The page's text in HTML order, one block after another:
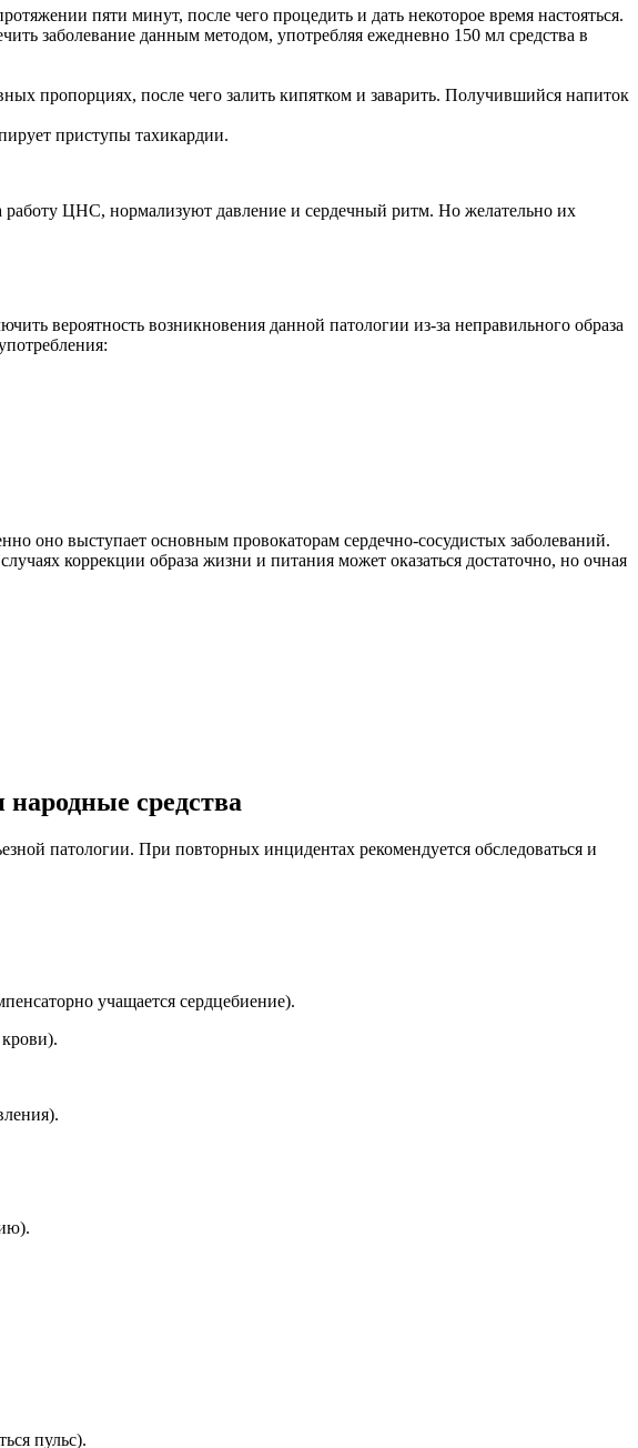
пяти минут, после чего процедить и дать некоторое время настояться.
заболевание данным методом, употребляя ежедневно 150 мл средства в
пропорциях, после чего залить кипятком и заварить. Получившийся напиток
приступы тахикардии.
ЦНС, нормализуют давление и сердечный ритм. Но желательно их
вероятность возникновения данной патологии из-за неправильного образа
оно выступает основным провокаторам сердечно-сосудистых заболеваний.
коррекции образа жизни и питания может оказаться достаточно, но очная
средства
патологии. При повторных инцидентах рекомендуется обследоваться и
учащается сердцебиение).
пульс).